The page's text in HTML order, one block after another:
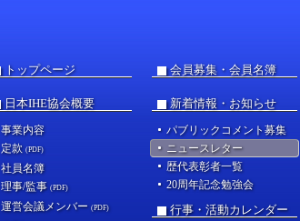
トップページ
日本IHE協会概要
事業内容
定款 (PDF)
社員名簿
理事/監事 (PDF)
運営会議メンバー (PDF)
会員募集・会員名簿
新着情報・お知らせ
パブリックコメント募集
ニュースレター
歴代表彰者一覧
20周年記念勉強会
行事・活動カレンダー